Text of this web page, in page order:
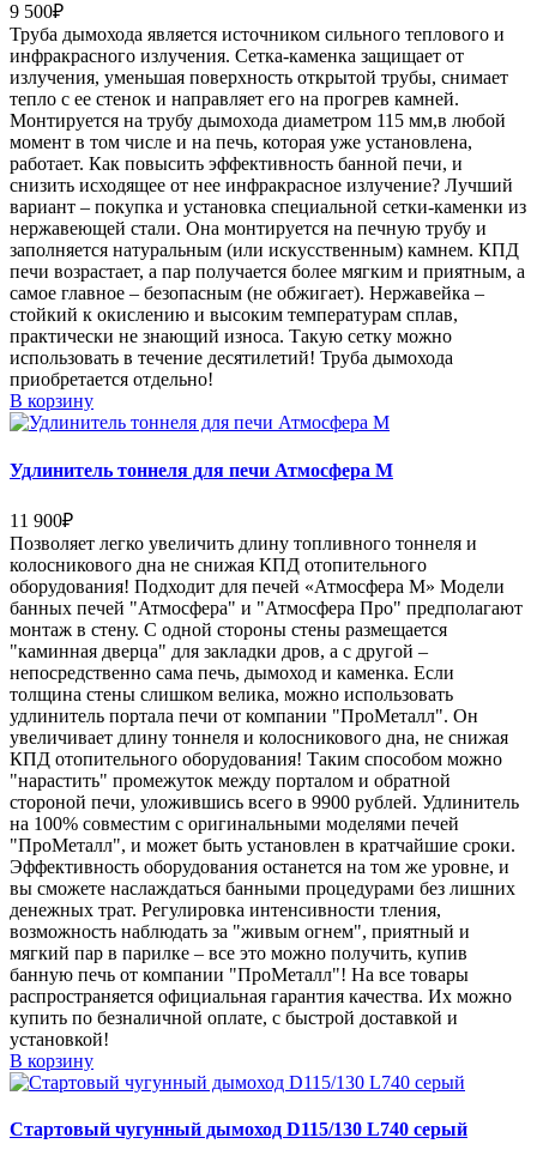
9 500₽
Труба дымохода является источником сильного теплового и
инфракрасного излучения. Сетка-каменка защищает от
излучения, уменьшая поверхность открытой трубы, снимает
тепло с ее стенок и направляет его на прогрев камней.
Монтируется на трубу дымохода диаметром 115 мм,в любой
момент в том числе и на печь, которая уже установлена,
работает. Как повысить эффективность банной печи, и
снизить исходящее от нее инфракрасное излучение? Лучший
вариант – покупка и установка специальной сетки-каменки из
нержавеющей стали. Она монтируется на печную трубу и
заполняется натуральным (или искусственным) камнем. КПД
печи возрастает, а пар получается более мягким и приятным, а
самое главное – безопасным (не обжигает). Нержавейка –
стойкий к окислению и высоким температурам сплав,
практически не знающий износа. Такую сетку можно
использовать в течение десятилетий! Труба дымохода
приобретается отдельно!
В корзину
Удлинитель тоннеля для печи Атмосфера М
11 900₽
Позволяет легко увеличить длину топливного тоннеля и
колосникового дна не снижая КПД отопительного
оборудования! Подходит для печей «Атмосфера М» Модели
банных печей "Атмосфера" и "Атмосфера Про" предполагают
монтаж в стену. С одной стороны стены размещается
"каминная дверца" для закладки дров, а с другой –
непосредственно сама печь, дымоход и каменка. Если
толщина стены слишком велика, можно использовать
удлинитель портала печи от компании "ПроМеталл". Он
увеличивает длину тоннеля и колосникового дна, не снижая
КПД отопительного оборудования! Таким способом можно
"нарастить" промежуток между порталом и обратной
стороной печи, уложившись всего в 9900 рублей. Удлинитель
на 100% совместим с оригинальными моделями печей
"ПроМеталл", и может быть установлен в кратчайшие сроки.
Эффективность оборудования останется на том же уровне, и
вы сможете наслаждаться банными процедурами без лишних
денежных трат. Регулировка интенсивности тления,
возможность наблюдать за "живым огнем", приятный и
мягкий пар в парилке – все это можно получить, купив
банную печь от компании "ПроМеталл"! На все товары
распространяется официальная гарантия качества. Их можно
купить по безналичной оплате, с быстрой доставкой и
установкой!
В корзину
Стартовый чугунный дымоход D115/130 L740 серый